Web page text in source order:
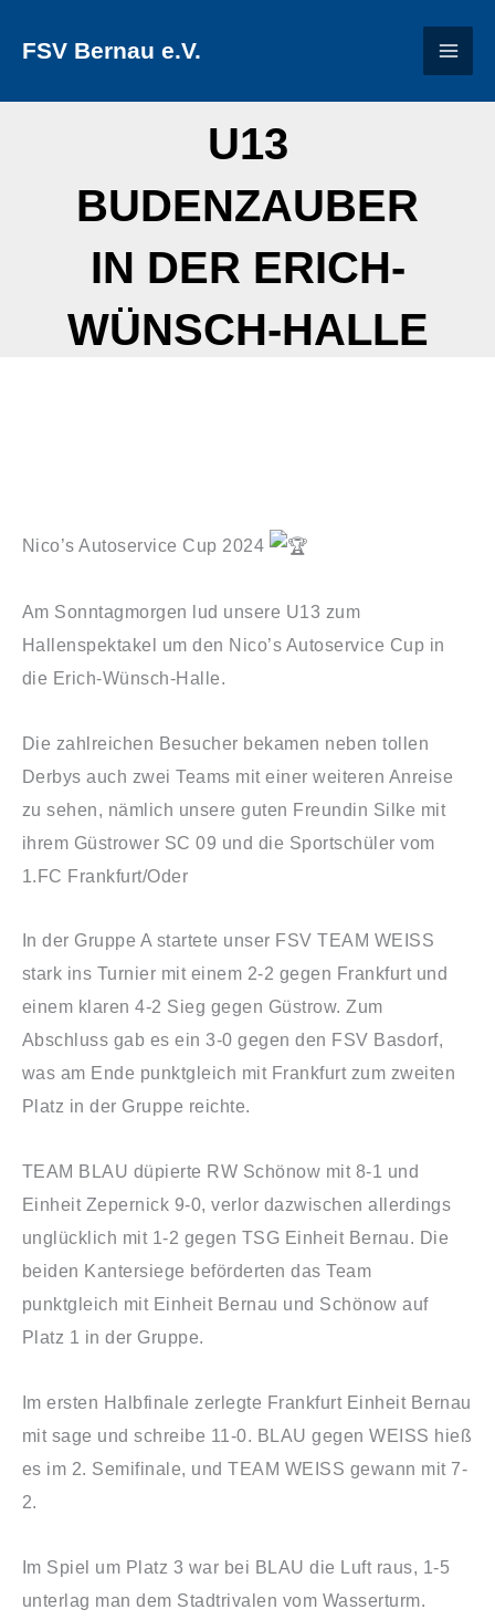
InhaltFSV Bernau e.V.
U13
BUDENZAUBER
IN DER ERICH-
WÜNSCH-HALLE
Nico’s Autoservice Cup 2024
Am Sonntagmorgen lud unsere U13 zum
Hallenspektakel um den Nico’s Autoservice Cup in
die Erich-Wünsch-Halle.
Die zahlreichen Besucher bekamen neben tollen
Derbys auch zwei Teams mit einer weiteren Anreise
zu sehen, nämlich unsere guten Freundin Silke mit
ihrem Güstrower SC 09 und die Sportschüler vom
1.FC Frankfurt/Oder
In der Gruppe A startete unser FSV TEAM WEISS
stark ins Turnier mit einem 2-2 gegen Frankfurt und
einem klaren 4-2 Sieg gegen Güstrow. Zum
Abschluss gab es ein 3-0 gegen den FSV Basdorf,
was am Ende punktgleich mit Frankfurt zum zweiten
Platz in der Gruppe reichte.
TEAM BLAU düpierte RW Schönow mit 8-1 und
Einheit Zepernick 9-0, verlor dazwischen allerdings
unglücklich mit 1-2 gegen TSG Einheit Bernau. Die
beiden Kantersiege beförderten das Team
punktgleich mit Einheit Bernau und Schönow auf
Platz 1 in der Gruppe.
Im ersten Halbfinale zerlegte Frankfurt Einheit Bernau
mit sage und schreibe 11-0. BLAU gegen WEISS hieß
es im 2. Semifinale, und TEAM WEISS gewann mit 7-
2.
Im Spiel um Platz 3 war bei BLAU die Luft raus, 1-5
unterlag man dem Stadtrivalen vom Wasserturm.